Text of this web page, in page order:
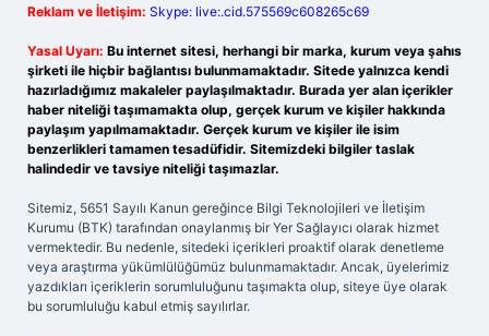
Reklam ve İletişim: Skype: live:.cid.575569c608265c69
Yasal Uyarı: Bu internet sitesi, herhangi bir marka, kurum veya şahıs
şirketi ile hiçbir bağlantısı bulunmamaktadır. Sitede yalnızca kendi
hazırladığımız makaleler paylaşılmaktadır. Burada yer alan içerikler
haber niteliği taşımamakta olup, gerçek kurum ve kişiler hakkında
paylaşım yapılmamaktadır. Gerçek kurum ve kişiler ile isim
benzerlikleri tamamen tesadüfidir. Sitemizdeki bilgiler taslak
halindedir ve tavsiye niteliği taşımazlar.
Sitemiz, 5651 Sayılı Kanun gereğince Bilgi Teknolojileri ve İletişim
Kurumu (BTK) tarafından onaylanmış bir Yer Sağlayıcı olarak hizmet
vermektedir. Bu nedenle, sitedeki içerikleri proaktif olarak denetleme
veya araştırma yükümlülüğümüz bulunmamaktadır. Ancak, üyelerimiz
yazdıkları içeriklerin sorumluluğunu taşımakta olup, siteye üye olarak
bu sorumluluğu kabul etmiş sayılırlar.